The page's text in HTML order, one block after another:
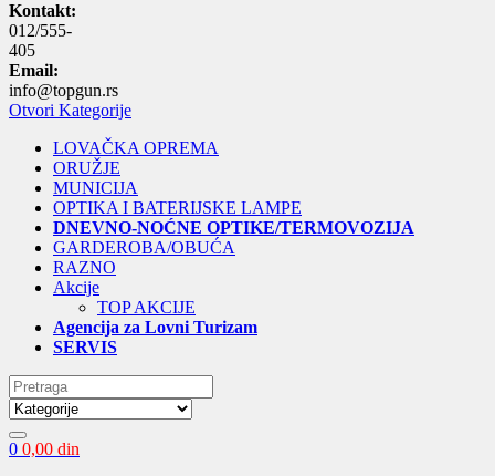
Kontakt:
012/555-
405
Email:
info@topgun.rs
Otvori Kategorije
LOVAČKA OPREMA
ORUŽJE
MUNICIJA
OPTIKA I BATERIJSKE LAMPE
DNEVNO-NOĆNE OPTIKE/TERMOVOZIJA
GARDEROBA/OBUĆA
RAZNO
Akcije
TOP AKCIJE
Agencija za Lovni Turizam
SERVIS
Search
for:
0 0,00 din